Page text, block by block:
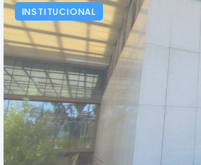
INSTITUCIONAL